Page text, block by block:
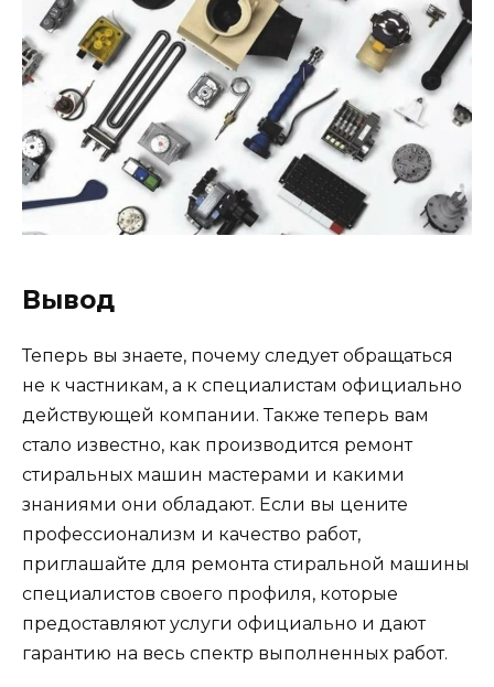
Вывод
Теперь вы знаете, почему следует обращаться
не к частникам, а к специалистам официально
действующей компании. Также теперь вам
стало известно, как производится ремонт
стиральных машин мастерами и какими
знаниями они обладают. Если вы цените
профессионализм и качество работ,
приглашайте для ремонта стиральной машины
специалистов своего профиля, которые
предоставляют услуги официально и дают
гарантию на весь спектр выполненных работ.